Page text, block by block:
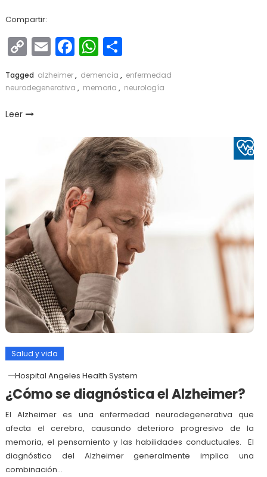
Compartir:
Copy
Link
EmailFacebook
WhatsApp
Compartir
Tagged alzheimer, demencia , enfermedad
neurodegenerativa , memoria , neurología
Leer
Salud y vida
Hospital Angeles Health System
¿Cómo se diagnóstica el Alzheimer?
El Alzheimer es una enfermedad neurodegenerativa que
afecta el cerebro, causando deterioro progresivo de la
memoria, el pensamiento y las habilidades conductuales. El
diagnóstico del Alzheimer generalmente implica una
combinación…